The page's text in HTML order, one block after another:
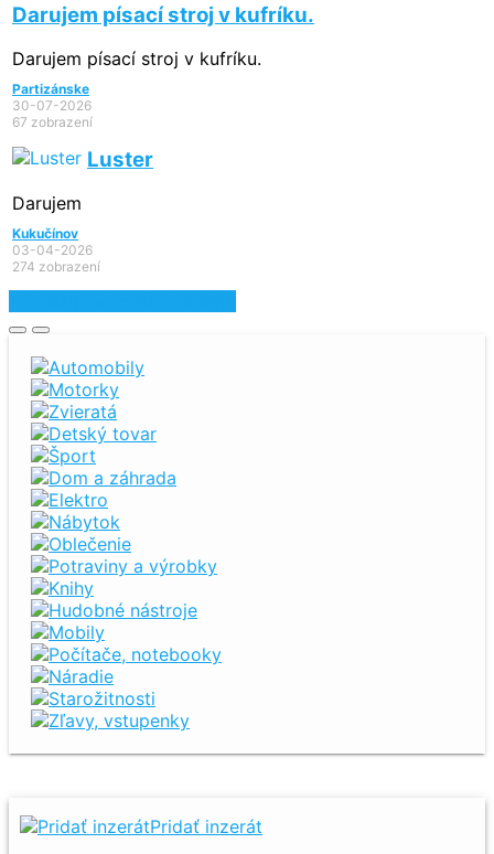
Darujem písací stroj v kufríku.
Darujem písací stroj v kufríku.
Partizánske
30-07-2026
67 zobrazení
Luster
Darujem
Kukučínov
03-04-2026
274 zobrazení
Automobily
Motorky
Zvieratá
Detský tovar
Šport
Dom a záhrada
Elektro
Nábytok
Oblečenie
Potraviny a výrobky
Knihy
Hudobné nástroje
Mobily
Počítače, notebooky
Náradie
Starožitnosti
Zľavy, vstupenky
Pridať inzerát